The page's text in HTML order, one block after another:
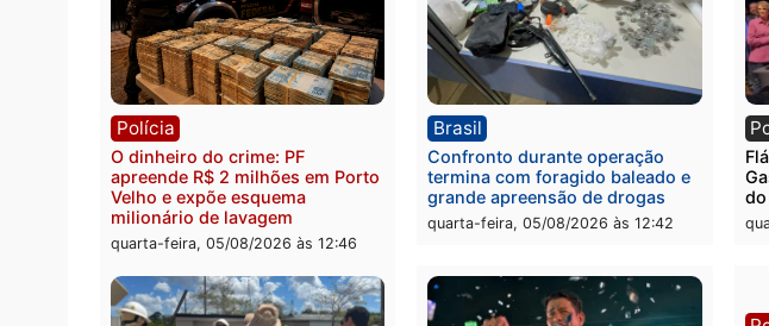
Política
Jônatas França é aprovado na
convenção e confirmado
candidato a deputado federal
pelo Republicanos
quarta-feira, 05/08/2026 às 15:52
Brasil
TCE reúne candidatos ao
Governo e apresenta
diagnóstico que pode mudar os
rumos de Rondônia
quarta-feira, 05/08/2026 às 12:52